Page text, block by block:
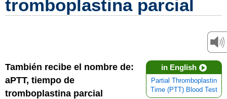
tromboplastina parcial
in English
Partial Thromboplastin
Time (PTT) Blood Test
También recibe el nombre de:
aPTT, tiempo de
tromboplastina parcial